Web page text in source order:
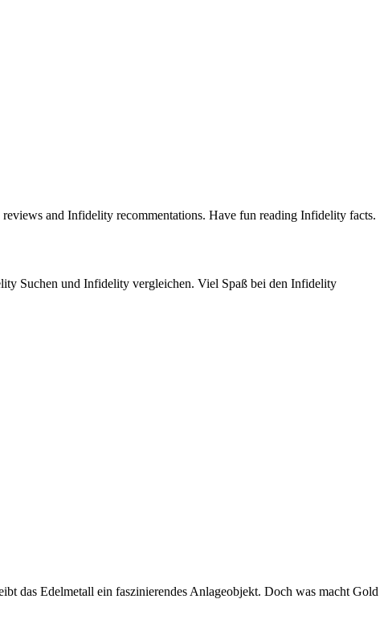
and Infidelity recommentations. Have fun reading Infidelity facts.
Suchen und Infidelity vergleichen. Viel Spaß bei den Infidelity
das Edelmetall ein faszinierendes Anlageobjekt. Doch was macht Gold